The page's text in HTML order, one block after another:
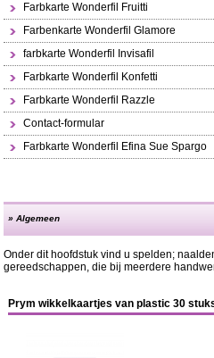
Farbkarte Wonderfil Fruitti
Farbenkarte Wonderfil Glamore
farbkarte Wonderfil Invisafil
Farbkarte Wonderfil Konfetti
Farbkarte Wonderfil Razzle
Contact-formular
Farbkarte Wonderfil Efina Sue Spargo
»Algemeen
Onder dit hoofdstuk vind u spelden;
gereedschappen, die bij meerdere
Prym wikkelkaartjes van plastic 30